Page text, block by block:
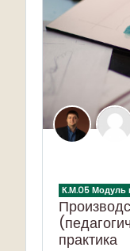
К.М.05 Модуль
практика